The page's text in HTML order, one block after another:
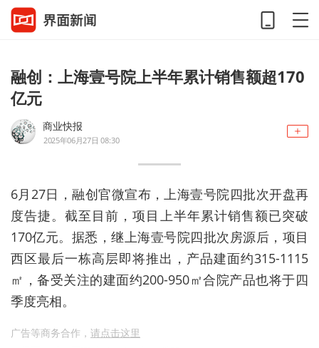
融创：上海壹号院上半年累计销售额超170
亿元
商业快报
2025年06月27日 08:30
6月27日，融创官微宣布，上海壹号院四批次开盘再
度告捷。截至目前，项目上半年累计销售额已突破
170亿元。据悉，继上海壹号院四批次房源后，项目
西区最后一栋高层即将推出，产品建面约315-1115
㎡，备受关注的建面约200-950㎡合院产品也将于四
季度亮相。
广告等商务合作， 请点击这里